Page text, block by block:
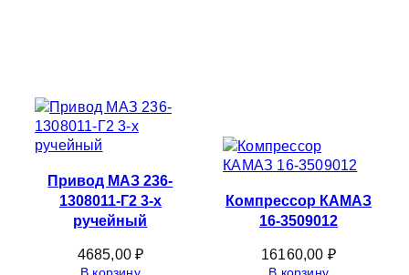
Привод МАЗ 236-
1308011-Г2 3-х
ручейный
4685,00₽
В корзину
Компрессор КАМАЗ
16-3509012
16160,00 ₽
В корзину